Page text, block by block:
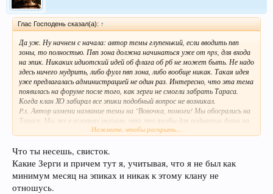
Глас Господень сказал(а): ↑
Да уж. Ну начнем с начала: автор темы глупенький, если вводить пвп
зоны, то полностью. Пвп зона должна начинаться уже от nps, для входа
на эпик. Никаких идиотский идей об флага об рб не может быть. Не надо
здесь ничего мудрить, либо фулл пвп зона, либо вообще никак. Такая идея
уже предлагалась администрацией не один раз. Интересно, что эта тема
появилась на форуме после того, как зерги не смогли забрать Тараса.
Когда клан ХО забирал все эпики подобный вопрос не возникал.
P.s. Автор измени название темы на "Вовочка, помоги! Мы обосрались на
Тарасе. Мы же в условиях указали, что это якобы для поднятия фана на
сервере, тупое быдло это схавает и никто не заподозрит тебя в
РАУНД ДЕВОЧКИ
Нажмите, чтобы раскрыть...
Что ты несешь, свисток.
Какие Зерги и причем тут я, учитывая, что я не был как
минимум месяц на эпиках и никак к этому клану не
отношусь.